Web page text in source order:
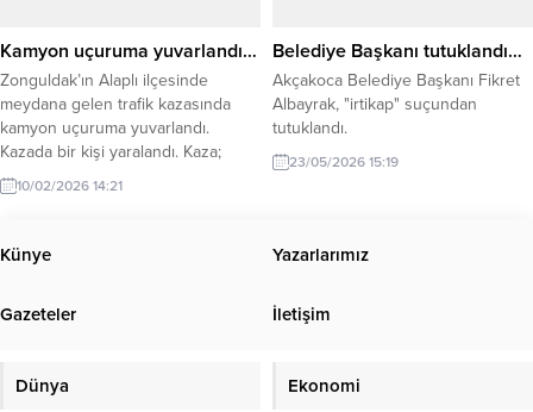
Kamyon uçuruma yuvarlandı…
Zonguldak’ın Alaplı ilçesinde
meydana gelen trafik kazasında
kamyon uçuruma yuvarlandı.
Kazada bir kişi yaralandı. Kaza;
akşam saatleri üzerinde Alaplı-
Yığılca yolunda meydana geldi.
kamyon sürücüsünün
kontrolünden çıkması sonucu
kamyon sürücüsü yaralandı. İhbar
ekiplerinin olay...
10/02/2026 14:21
Belediye Başkanı tutuklandı…
Akçakoca Belediye Başkanı Fikret
Albayrak, "irtikap" suçundan
tutuklandı.
23/05/2026 15:19
Künye Yazarlarımız
Gazeteler İletişim
Dünya Ekonomi